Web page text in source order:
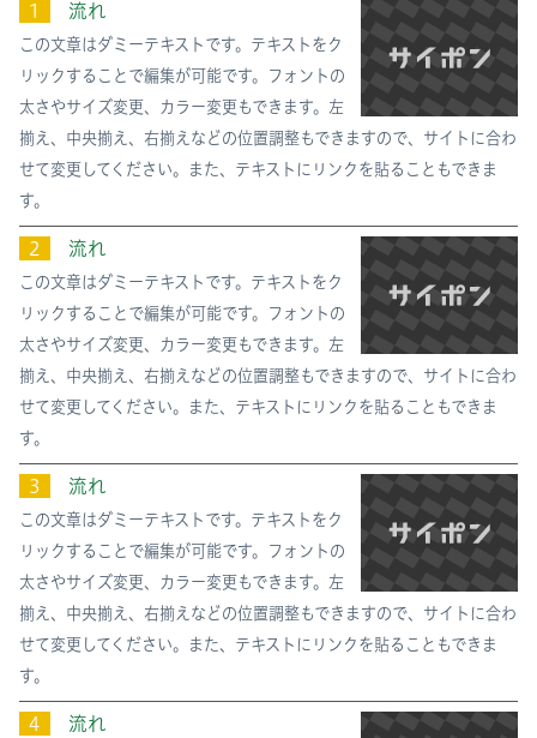
１ 流れ
この文章はダミーテキストです。テキストをク
リックすることで編集が可能です。フォントの
太さやサイズ変更、カラー変更もできます。左
揃え、中央揃え、右揃えなどの位置調整もできますので、サイトに合わ
せて変更してください。また、テキストにリンクを貼ることもできま
す。
２ 流れ
この文章はダミーテキストです。テキストをク
リックすることで編集が可能です。フォントの
太さやサイズ変更、カラー変更もできます。左
揃え、中央揃え、右揃えなどの位置調整もできますので、サイトに合わ
せて変更してください。また、テキストにリンクを貼ることもできま
す。
３ 流れ
この文章はダミーテキストです。テキストをク
リックすることで編集が可能です。フォントの
太さやサイズ変更、カラー変更もできます。左
揃え、中央揃え、右揃えなどの位置調整もできますので、サイトに合わ
せて変更してください。また、テキストにリンクを貼ることもできま
す。
４ 流れ